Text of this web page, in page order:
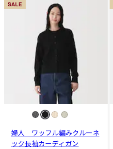
SALE
婦人 ワッフル編みクルーネ
ック長袖カーディガン